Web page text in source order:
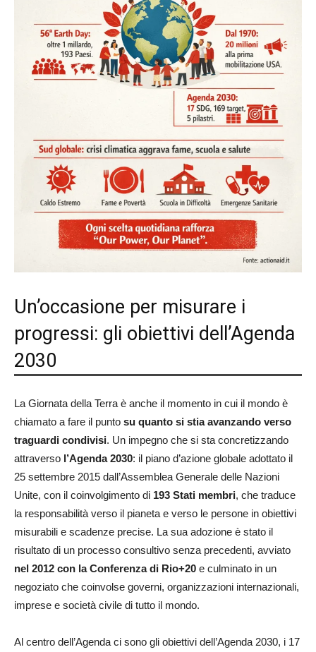
Un’occasione per misurare i
progressi: gli obiettivi dell’Agenda
2030
La Giornata della Terra è anche il momento in cui il mondo è
chiamato a fare il punto su quanto si stia avanzando verso
traguardi condivisi. Un impegno che si sta concretizzando
attraverso l’Agenda 2030: il piano d’azione globale adottato il
25 settembre 2015 dall’Assemblea Generale delle Nazioni
Unite, con il coinvolgimento di 193 Stati membri, che traduce
la responsabilità verso il pianeta e verso le persone in obiettivi
misurabili e scadenze precise. La sua adozione è stato il
risultato di un processo consultivo senza precedenti, avviato
nel 2012 con la Conferenza di Rio+20 e culminato in un
negoziato che coinvolse governi, organizzazioni internazionali,
imprese e società civile di tutto il mondo.
Al centro dell’Agenda ci sono gli obiettivi dell’Agenda 2030, i 17